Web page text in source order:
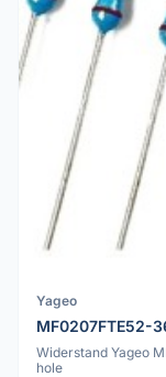
Yageo
MF0207FTE52-
Widerstand Yageo
hole